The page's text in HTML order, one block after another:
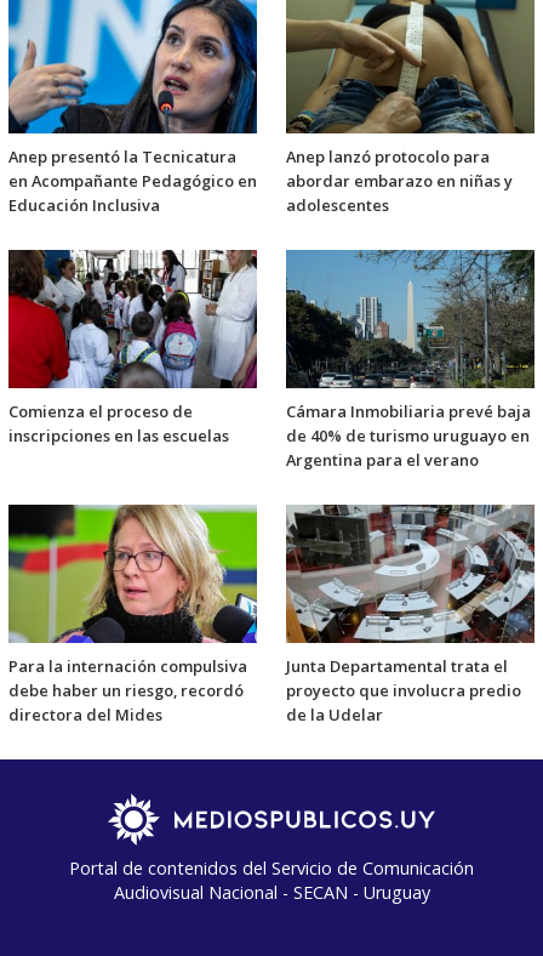
Anep presentó la Tecnicatura
en Acompañante Pedagógico en
Educación Inclusiva
Anep lanzó protocolo para
abordar embarazo en niñas y
adolescentes
Comienza el proceso de
inscripciones en las escuelas
Cámara Inmobiliaria prevé baja
de 40% de turismo uruguayo en
Argentina para el verano
Para la internación compulsiva
debe haber un riesgo, recordó
directora del Mides
Junta Departamental trata el
proyecto que involucra predio
de la Udelar
Portal de contenidos del Servicio de Comunicación
Audiovisual Nacional - SECAN - Uruguay